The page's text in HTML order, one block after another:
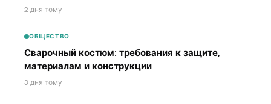
2 дня тому
ОБЩЕСТВО
Сварочный костюм: требования к защите,
материалам и конструкции
3 дня тому